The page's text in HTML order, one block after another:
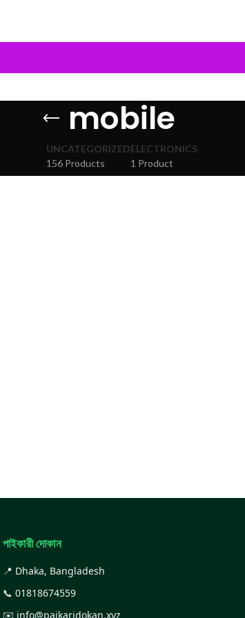
mobile
UNCATEGORIZED
156 Products
ELECTRONICS
1 Product
পাইকারী দোকান
📍 Dhaka, Bangladesh
📞 01818674559
✉️ info@paikaridokan.xyz